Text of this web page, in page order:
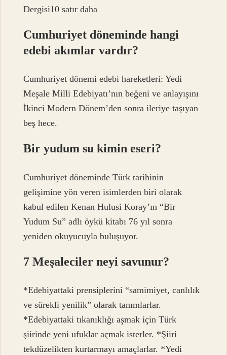
Dergisi10 satır daha
Cumhuriyet döneminde hangi
edebi akımlar vardır?
Cumhuriyet dönemi edebi hareketleri: Yedi
Meşale Milli Edebiyatı’nın beğeni ve anlayışını
İkinci Modern Dönem’den sonra ileriye taşıyan
beş hece.
Bir yudum su kimin eseri?
Cumhuriyet döneminde Türk tarihinin
gelişimine yön veren isimlerden biri olarak
kabul edilen Kenan Hulusi Koray’ın “Bir
Yudum Su” adlı öykü kitabı 76 yıl sonra
yeniden okuyucuyla buluşuyor.
7 Meşaleciler neyi savunur?
*Edebiyattaki prensiplerini “samimiyet, canlılık
ve sürekli yenilik” olarak tanımlarlar.
*Edebiyattaki tıkanıklığı aşmak için Türk
şiirinde yeni ufuklar açmak isterler. *Şiiri
tekdüzelikten kurtarmayı amaçlarlar. *Yedi